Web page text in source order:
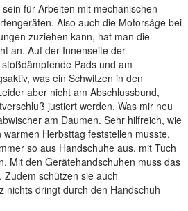
für Arbeiten mit mechanischen
Also auch die Motorsäge bei
zuziehen kann, hat man die
an. Auf der Innenseite der
Pads und am
was ein Schwitzen in den
aber nicht am Abschlussbund,
justiert werden. Was mir neu
am Daumen. Sehr hilfreich, wie
Herbsttag feststellen musste.
so aus Handschuhe aus, mit Tuch
Mit den Gerätehandschuhen muss das
schützen sie auch
nichts dringt durch den Handschuh